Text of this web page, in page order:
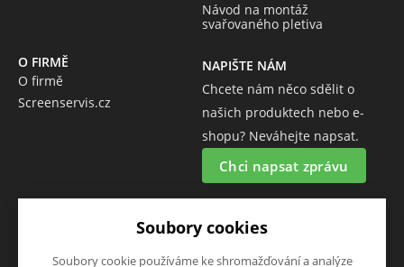
Návod na montáž
svařovaného pletiva
O FIRMĚ
O firmě
Screenservis.cz
NAPIŠTE NÁM
Chcete nám něco sdělit o
našich produktech nebo e-
shopu? Neváhejte napsat.
Chci napsat zprávu
Sledujte nás na všech sociálních sítích, ať Vám nic neunikne!
Soubory cookies
Soubory cookie používáme ke shromažďování a analýze